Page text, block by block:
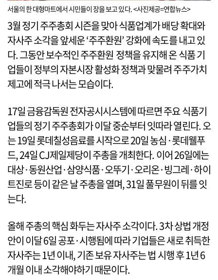
서울의 한 대형마트에서 시민들이 장을 보고 있다. <사진제공=연합뉴스>
3월 정기 주주총회 시즌을 맞아 식품업계가 배당 확대와
자사주 소각을 앞세운 ‘주주환원’ 강화에 속도를 내고 있
다. 그동안 보수적인 주주환원 정책을 유지해 온 식품 기
업들이 정부의 자본시장 활성화 정책과 맞물려 주주가치
제고에 적극 나서는 모습이다.
17일 금융감독원 전자공시시스템에 따르면 주요 식품기
업들의 정기 주주총회가 이달 중순부터 잇따라 열린다. 오
는 19일 롯데칠성음료를 시작으로 20일 농심·롯데웰푸
드, 24일 CJ제일제당이 주총을 개최한다. 이어 26일에는
대상·동원산업·삼양식품·오뚜기·오리온·빙그레·하이
트진로 등이 같은 날 주총을 열며, 31일 풀무원이 뒤를 잇
는다.
올해 주총의 핵심 화두는 자사주 소각이다. 3차 상법 개정
안이 이달 6일 공포·시행됨에 따라 기업들은 새로 취득한
자사주는 1년 이내, 기존 보유 자사주는 법 시행 후 1년 6
개월 이내 소각해야하기 때문이다.